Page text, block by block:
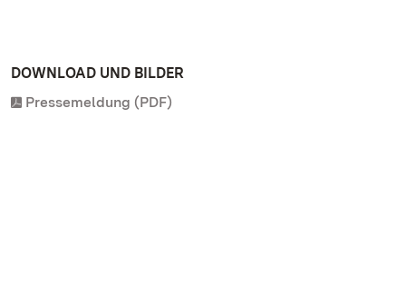
DOWNLOAD UND BILDER
Pressemeldung (PDF)